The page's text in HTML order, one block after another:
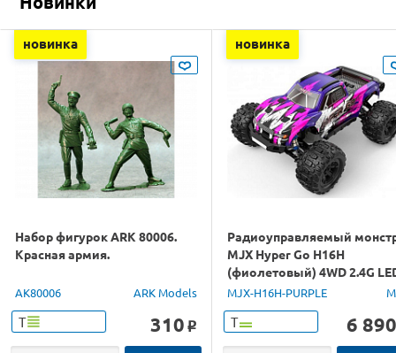
новинка
Набор фигурок ARK 80006.
Красная армия.
AK80006 ARK Models
Т 310 o
новинка
Радиоуправляемый
MJX Hyper Go H16H
(фиолетовый) 4WD 2.4G
GPS 1/16 RTR
MJX-H16H-PURPLE
Т 6 890